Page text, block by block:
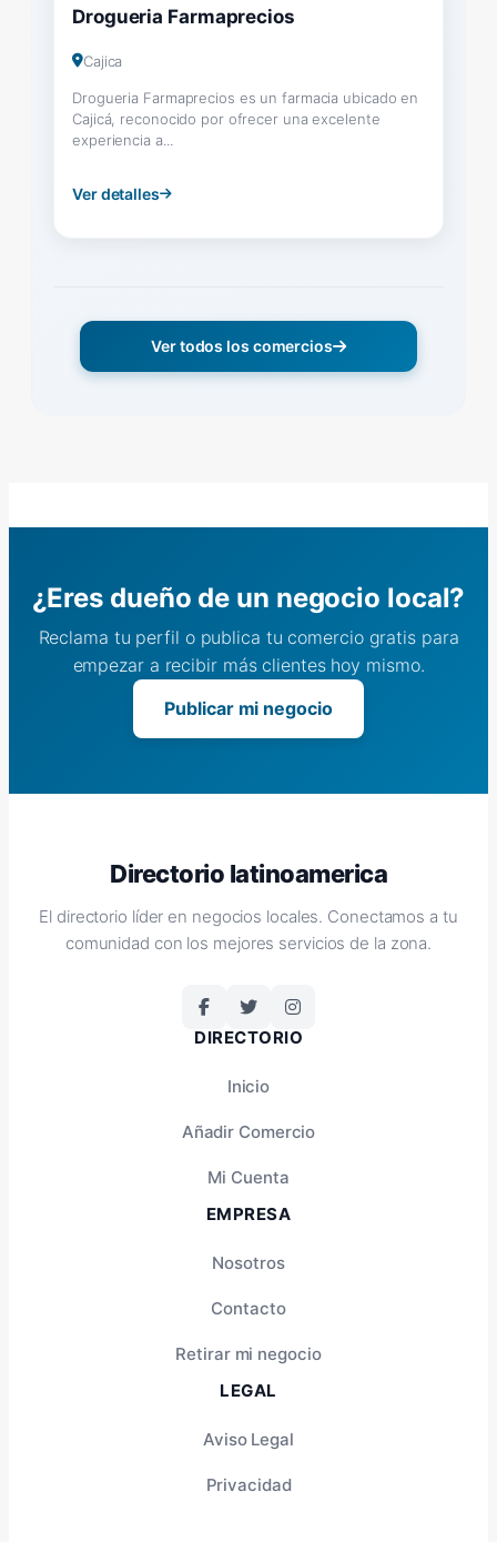
Drogueria Farmaprecios
Cajica
Drogueria Farmaprecios es un farmacia ubicado en
Cajicá, reconocido por ofrecer una excelente
experiencia a...
Ver detalles
Ver todos los comercios
¿Eres dueño de un negocio local?
Reclama tu perfil o publica tu comercio gratis para
empezar a recibir más clientes hoy mismo.
Publicar mi negocio
Directorio latinoamerica
El directorio líder en negocios locales. Conectamos a tu
comunidad con los mejores servicios de la zona.
DIRECTORIO
Inicio
Añadir Comercio
Mi Cuenta
EMPRESA
Nosotros
Contacto
Retirar mi negocio
LEGAL
Aviso Legal
Privacidad